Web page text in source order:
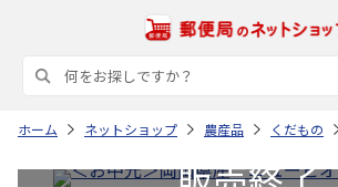
ホーム ネットショップ 農産品 くだもの